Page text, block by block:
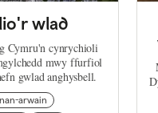
wlad
Cymru'n cynrychioli
mwy ffurfiol
gwlad anghysbell.
arwain